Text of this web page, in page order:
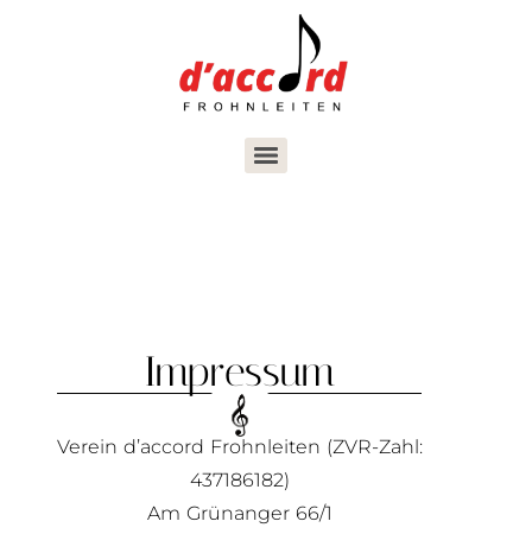
Impressum
Verein d’accord Frohnleiten (ZVR-Zahl:
437186182)
Am Grünanger 66/1